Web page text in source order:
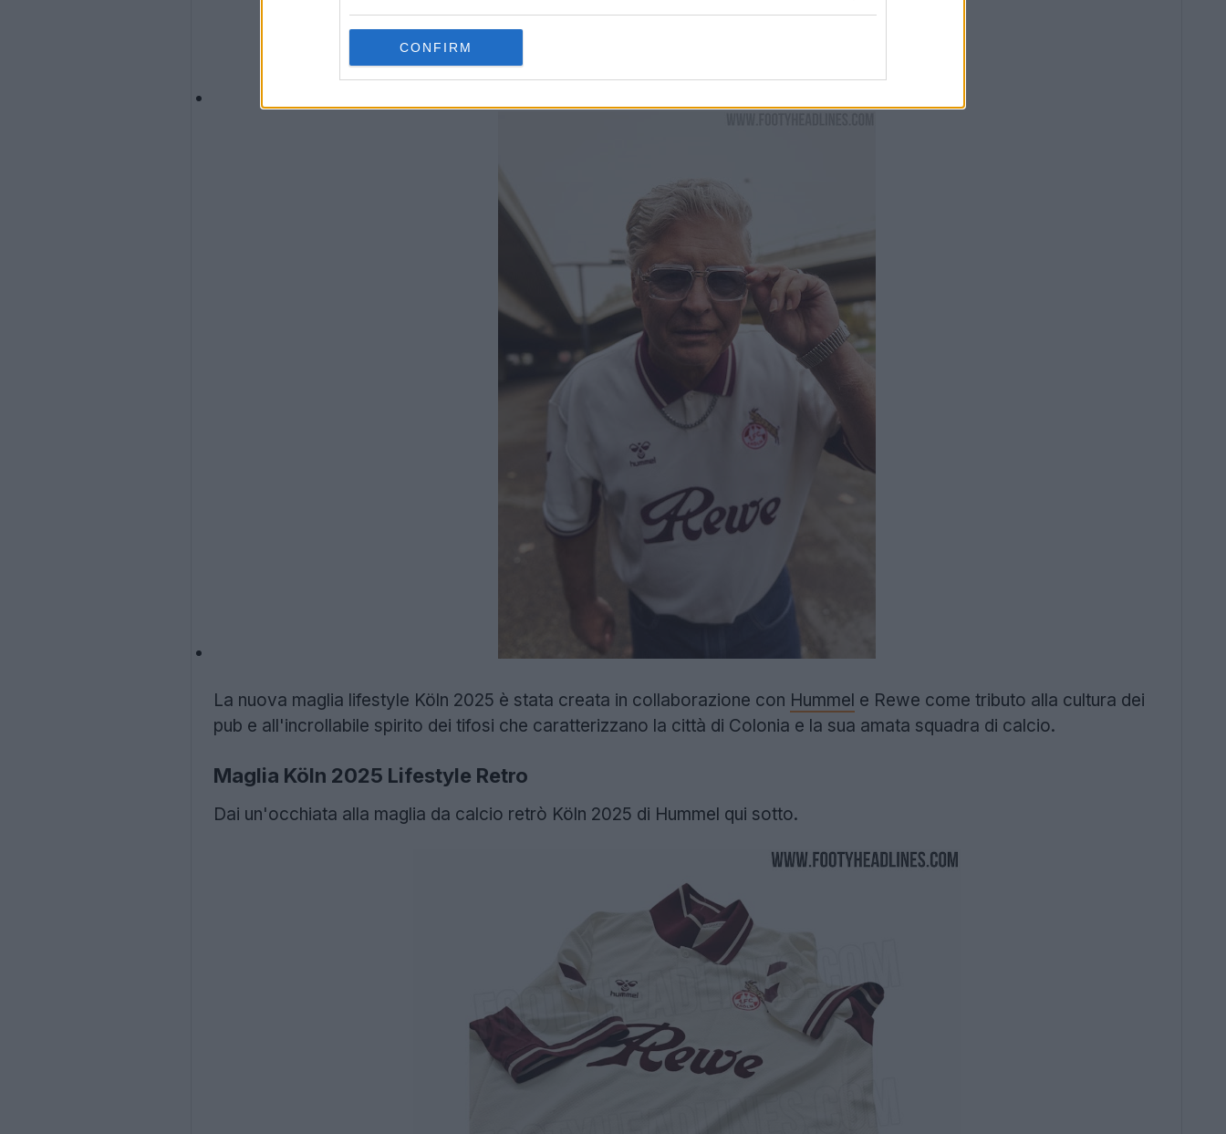
CONFIRM
La nuova maglia lifestyle Köln 2025 è stata creata in collaborazione con Hummel e Rewe come tributo alla cultura dei
pub e all'incrollabile spirito dei tifosi che caratterizzano la città di Colonia e la sua amata squadra di calcio.
Maglia Köln 2025 Lifestyle Retro
Dai un'occhiata alla maglia da calcio retrò Köln 2025 di Hummel qui sotto.